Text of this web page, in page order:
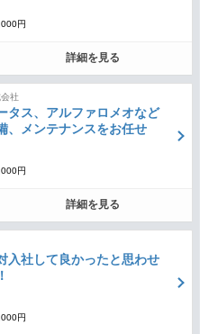
円
詳細を見る
社
タス、アルファロメオなど
、メンテナンスをお任せ
円
詳細を見る
入社して良かったと思わせ
円